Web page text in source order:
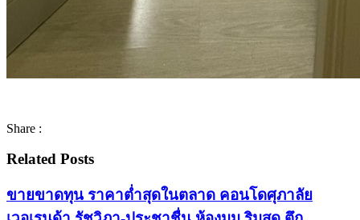
Share :
Related Posts
ขายขาดทุน ราคาต่ำสุดในตลาด คอนโดศุภาลัย